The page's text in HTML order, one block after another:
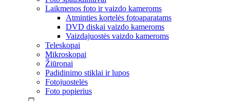
Laikmenos foto ir vaizdo kameroms
Atminties kortelės fotoaparatams
DVD diskai vaizdo kameroms
Vaizdajuostės vaizdo kameroms
Teleskopai
Mikroskopai
Žiūronai
Padidinimo stiklai ir lupos
Fotojuostelės
Foto popierius